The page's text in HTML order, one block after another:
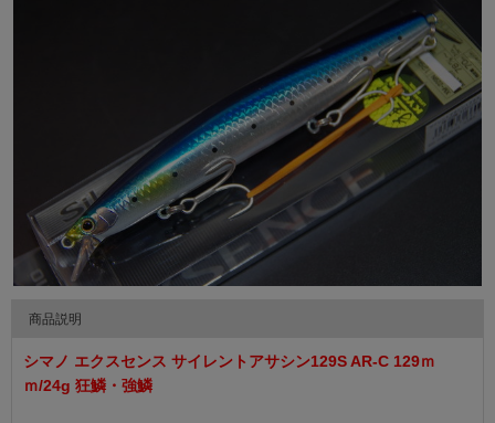
商品説明
シマノ エクスセンス サイレントアサシン129S AR-C 129ｍ
ｍ/24g 狂鱗・強鱗